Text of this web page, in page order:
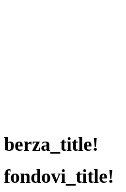
berza_title!
fondovi_title!